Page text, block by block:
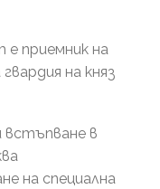
е приемник на
на княз
встъпване в
на специална